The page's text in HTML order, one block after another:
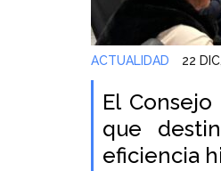
ACTUALIDAD 22
El
que
eficiencia